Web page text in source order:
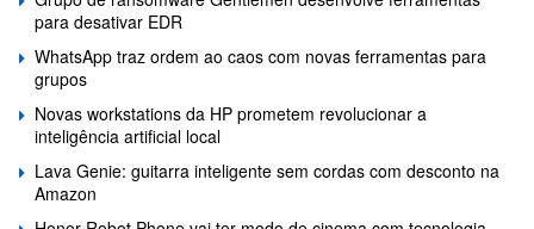
para desativar EDR
WhatsApp traz ordem ao caos com novas ferramentas para
grupos
Novas workstations da HP prometem revolucionar a
inteligência artificial local
Lava Genie: guitarra inteligente sem cordas com desconto na
Amazon